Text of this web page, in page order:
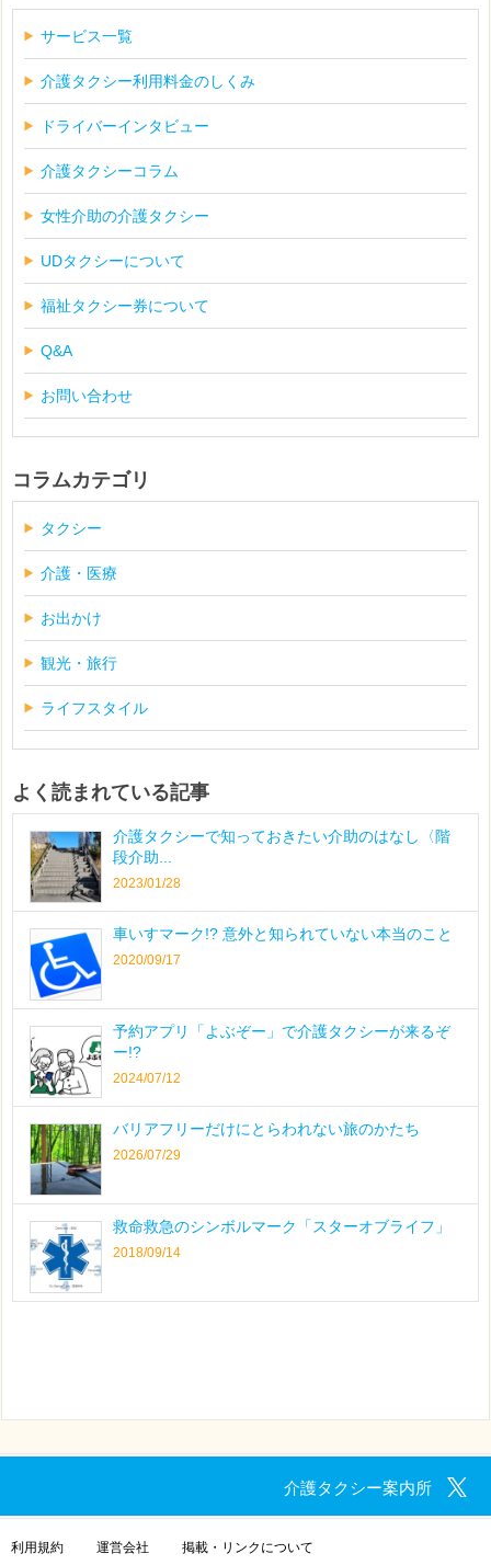
サービス一覧
介護タクシー利用料金のしくみ
ドライバーインタビュー
介護タクシーコラム
女性介助の介護タクシー
UDタクシーについて
福祉タクシー券について
Q&A
お問い合わせ
コラムカテゴリ
タクシー
介護・医療
お出かけ
観光・旅行
ライフスタイル
よく読まれている記事
介護タクシーで知っておきたい介助のはなし〈階
段介助...
2023/01/28
車いすマーク!? 意外と知られていない本当のこと
2020/09/17
予約アプリ「よぶぞー」で介護タクシーが来るぞ
ー!?
2024/07/12
バリアフリーだけにとらわれない旅のかたち
2026/07/29
救命救急のシンボルマーク「スターオブライフ」
2018/09/14
介護タクシー案内所
利用規約 運営会社 掲載・リンクについて